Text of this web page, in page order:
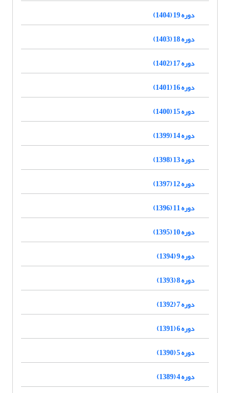
دوره 19 (1404)
دوره 18 (1403)
دوره 17 (1402)
دوره 16 (1401)
دوره 15 (1400)
دوره 14 (1399)
دوره 13 (1398)
دوره 12 (1397)
دوره 11 (1396)
دوره 10 (1395)
دوره 9 (1394)
دوره 8 (1393)
دوره 7 (1392)
دوره 6 (1391)
دوره 5 (1390)
دوره 4 (1389)